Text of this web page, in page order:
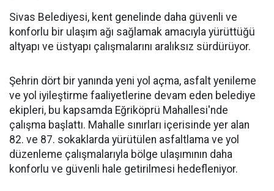
Sivas Belediyesi, kent genelinde daha güvenli ve
konforlu bir ulaşım ağı sağlamak amacıyla yürüttüğü
altyapı ve üstyapı çalışmalarını aralıksız sürdürüyor.
Şehrin dört bir yanında yeni yol açma, asfalt yenileme
ve yol iyileştirme faaliyetlerine devam eden belediye
ekipleri, bu kapsamda Eğriköprü Mahallesi'nde
çalışma başlattı. Mahalle sınırları içerisinde yer alan
82. ve 87. sokaklarda yürütülen asfaltlama ve yol
düzenleme çalışmalarıyla bölge ulaşımının daha
konforlu ve güvenli hale getirilmesi hedefleniyor.